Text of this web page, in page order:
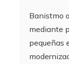
Banistmo
mediante
pequeñas